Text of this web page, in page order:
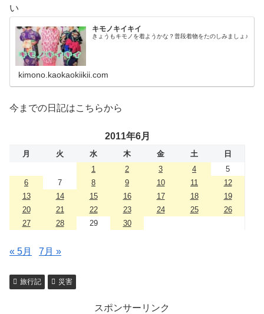
い
キモノキイキイ
きょうもキモノを着ようかな？普段着物をたのしみましょ♪
kimono.kaokaokiikii.com
今までの日記はこちらから
2011年6月
月 火 水 木 金 土
日
1
2 3 4
5
6
7 8 9 10 11
12
13
14 15 16 17 18
19
20
21 22 23 24 25
26
27
28 29 30
« 5月 7月 »
旅行記 災害
スポンサーリンク